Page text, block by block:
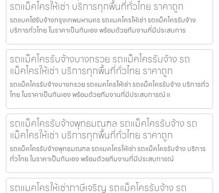
รถแม็คโครให้เช่า บริการทุกพื้นที่ทั่วไทย ราคาถูก
รถแบคโฮรับจ้างกรุงเทพมหานคร รถแมคโครให้เช่า รถแม็คโครรับจ้าง
บริการทั่วไทย ในราคาเป็นกันเอง พร้อมด้วยทีมงานที่มีประสบการ
รถแม็คโครรับจ้างบางกรวย รถแม็คโครรับจ้าง รถ
แม็คโครให้เช่า บริการทุกพื้นที่ทั่วไทย ราคาถูก
รถแม็คโครรับจ้างบางกรวย รถแมคโครให้เช่า รถแม็คโครรับจ้าง บริการทั่ว
ไทย ในราคาเป็นกันเอง พร้อมด้วยทีมงานที่มีประสบการณ์ แ
รถแม็คโครรับจ้างพุทธมณฑล รถแม็คโครรับจ้าง รถ
แม็คโครให้เช่า บริการทุกพื้นที่ทั่วไทย ราคาถูก
รถแม็คโครรับจ้างพุทธมณฑล รถแมคโครให้เช่า รถแม็คโครรับจ้าง บริการ
ทั่วไทย ในราคาเป็นกันเอง พร้อมด้วยทีมงานที่มีประสบการณ์
รถแมคโครให้เช่าภาษีเจริญ รถแม็คโครรับจ้าง รถ